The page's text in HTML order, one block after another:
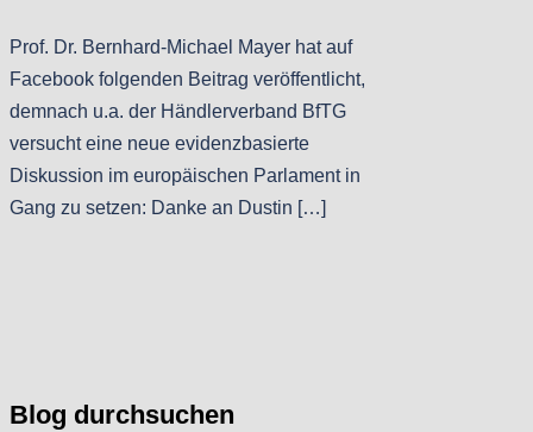
Prof. Dr. Bernhard-Michael Mayer hat auf
Facebook folgenden Beitrag veröffentlicht,
demnach u.a. der Händlerverband BfTG
versucht eine neue evidenzbasierte
Diskussion im europäischen Parlament in
Gang zu setzen: Danke an Dustin […]
Blog durchsuchen